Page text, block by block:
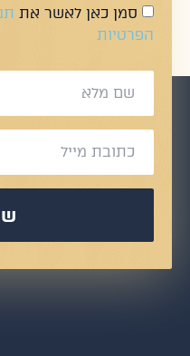
סמן כאן לאשר אתתנאי
הפרטיות